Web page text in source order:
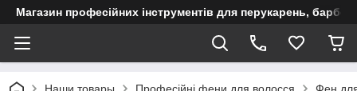
Магазин професійних інструментів для перукарень,